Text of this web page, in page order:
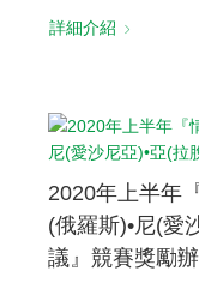
詳細介紹
2020年上半年
(俄羅斯)•尼(愛
議』競賽獎勵